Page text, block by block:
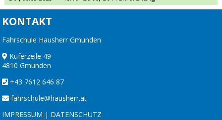
KONTAKT
Fahrschule Hausherr Gmunden
Kuferzeile 49
4810 Gmunden
+43 7612 646 87
fahrschule@hausherr.at
IMPRESSUM | DATENSCHUTZ